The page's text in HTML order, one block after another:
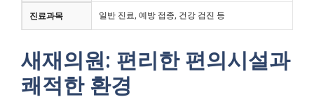
진료과목 일반 진료, 예방 접종, 건강 검진 등
새재의원: 편리한 편의시설과
쾌적한 환경